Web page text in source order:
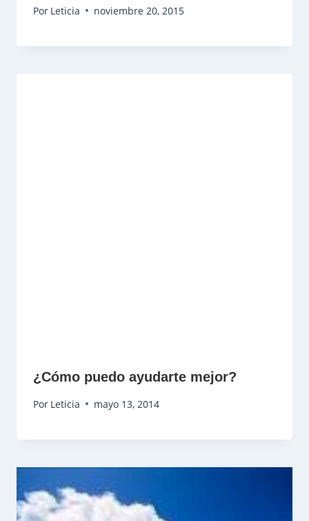
Por Leticia noviembre 20, 2015
¿Cómo puedo ayudarte mejor?
Por Leticia mayo 13, 2014